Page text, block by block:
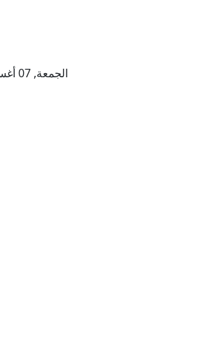
الجمعة, 07 أغسطس 2026 – 24 صفر 1448 هـ